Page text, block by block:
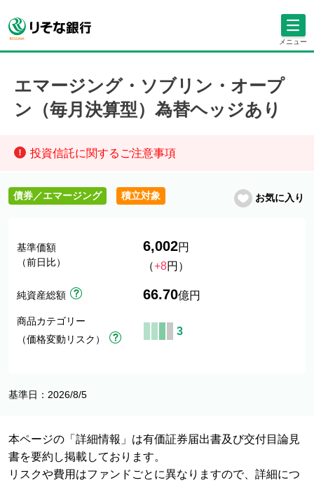
メニュー
エマージング・ソブリン・オープ
ン（毎月決算型）為替ヘッジあり
投資信託に関するご注意事項
債券／エマージング 積立対象 お気に入り
基準価額
（前日比）
6,002円
（+8円）
純資産総額 66.70億円
商品カテゴリー
（価格変動リスク）
3
基準日：2026/8/5
本ページの「詳細情報」は有価証券届出書及び交付目論見
書を要約し掲載しております。
リスクや費用はファンドごとに異なりますので、詳細につ